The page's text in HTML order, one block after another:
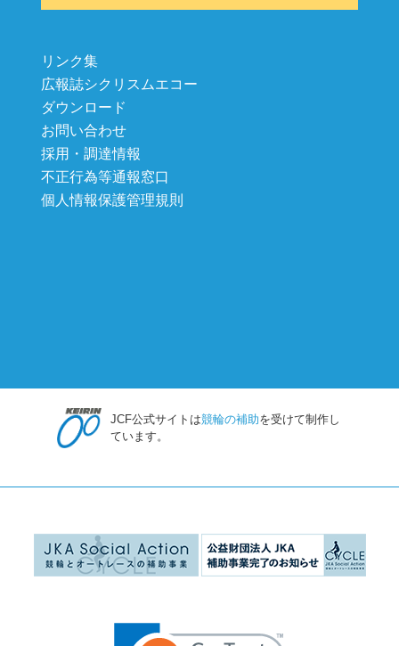
リンク集
広報誌シクリスムエコー
ダウンロード
お問い合わせ
採用・調達情報
不正行為等通報窓口
個人情報保護管理規則
JCF公式サイトは競輪の補助を受けて制作し
ています。